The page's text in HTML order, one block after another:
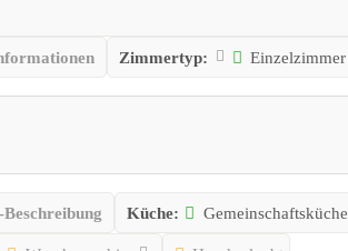
Zimmertyp: Einzelzimmer
Küche: Gemeinschaftsküche